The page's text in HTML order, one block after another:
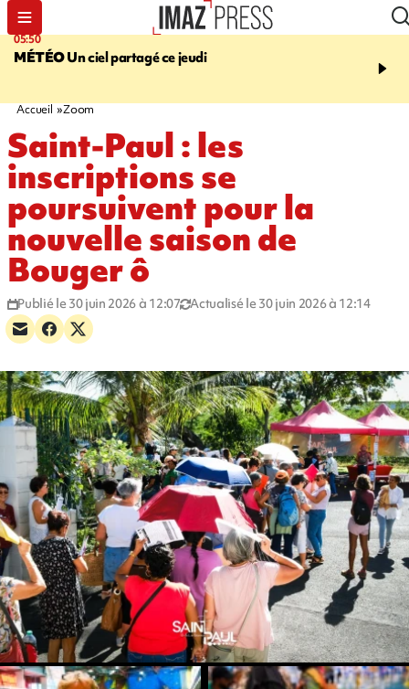
05:50
MÉTÉOUn ciel partagé ce jeudi
08:13
La
Accueil Zoom
Saint-Paul : les
inscriptions se
poursuivent pour la
nouvelle saison de
Bouger ô
Publié le 30 juin 2026 à 12:07 Actualisé le 30 juin 2026 à 12:14